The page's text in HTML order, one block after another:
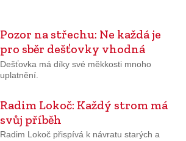
Pozor na střechu: Ne každá je
pro sběr dešťovky vhodná
Dešťovka má díky své měkkosti mnoho
uplatnění.
Radim Lokoč: Každý strom má
svůj příběh
Radim Lokoč přispívá k návratu starých a